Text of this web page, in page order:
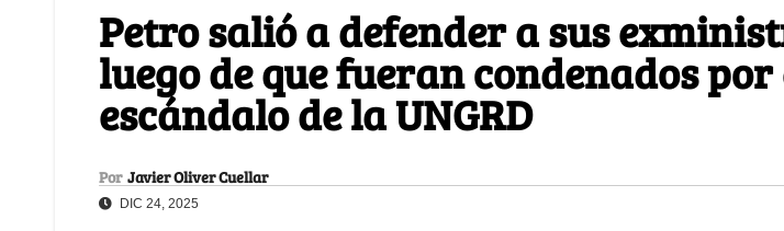
Petro salió a defender a sus
luego de que fueran condenados por
escándalo de la UNGRD
Por Javier Oliver Cuellar
DIC 24, 2025